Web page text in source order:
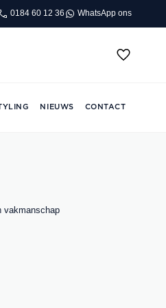
0184 60 12 36 WhatsApp ons
NIEUWS CONTACT
vakmanschap